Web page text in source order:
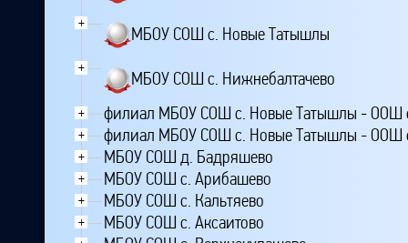
+
МБОУ СОШ с. Новые Татышлы
+
МБОУ СОШ с. Нижнебалтачево
+ филиал МБОУ СОШ с. Новые Татышлы - ООШ
+ филиал МБОУ СОШ с. Новые Татышлы - ООШ
+ МБОУ СОШ д. Бадряшево
+ МБОУ СОШ с. Арибашево
+ МБОУ СОШ с. Кальтяево
+ МБОУ СОШ с. Аксаитово